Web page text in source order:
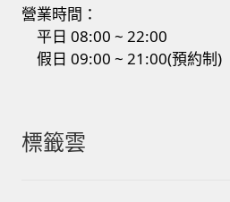
營業時間：
平日 08:00 ~ 22:00
假日 09:00 ~ 21:00(預約制)
標籤雲